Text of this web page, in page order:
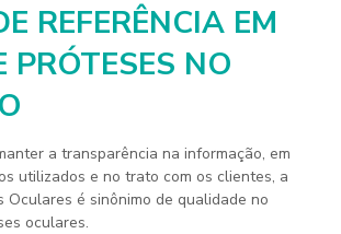
REFERÊNCIA EM
PRÓTESES NO
a transparência na informação, em
utilizados e no trato com os clientes, a
Oculares é sinônimo de qualidade no
oculares.